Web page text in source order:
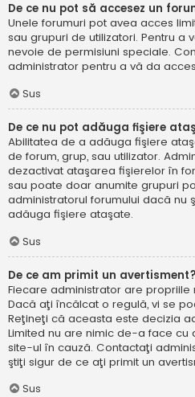
De ce nu pot să accesez un
Unele forumuri pot avea acces
sau grupuri de utilizatori. Pentru a
nevoie de permisiuni speciale.
administrator pentru a vă da
Sus
De ce nu pot adăuga fişiere
Abilitatea de a adăuga fişiere
de forum, grup, sau utilizator.
dezactivat ataşarea fişierelor în
sau poate doar anumite grupuri
administratorul forumului dacă nu
adăuga fişiere ataşate.
Sus
De ce am primit un avertisment?
Fiecare administrator are propriile
Dacă aţi încălcat o regulă, vi se
Reţineţi că aceasta este decizia
Limited nu are nimic de-a face
site-ul în cauză. Contactaţi
ştiţi sigur de ce aţi primit un
Sus